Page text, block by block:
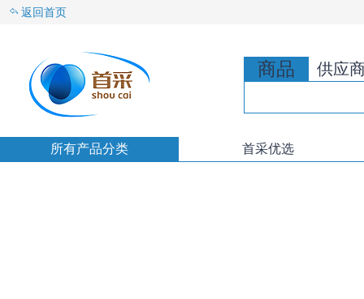
返回首页
商品 供应
所有产品分类 首采优选